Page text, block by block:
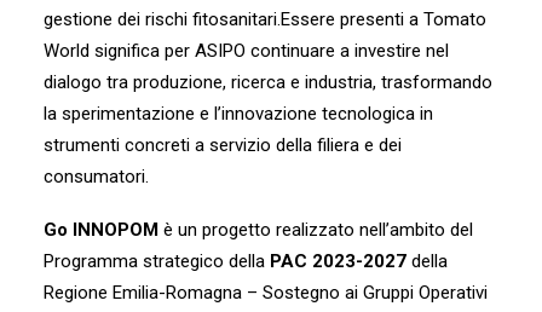
gestione dei rischi fitosanitari.Essere presenti a Tomato
World significa per ASIPO continuare a investire nel
dialogo tra produzione, ricerca e industria, trasformando
la sperimentazione e l’innovazione tecnologica in
strumenti concreti a servizio della filiera e dei
consumatori.
Go INNOPOM è un progetto realizzato nell’ambito del
Programma strategico della PAC 2023-2027 della
Regione Emilia-Romagna – Sostegno ai Gruppi Operativi